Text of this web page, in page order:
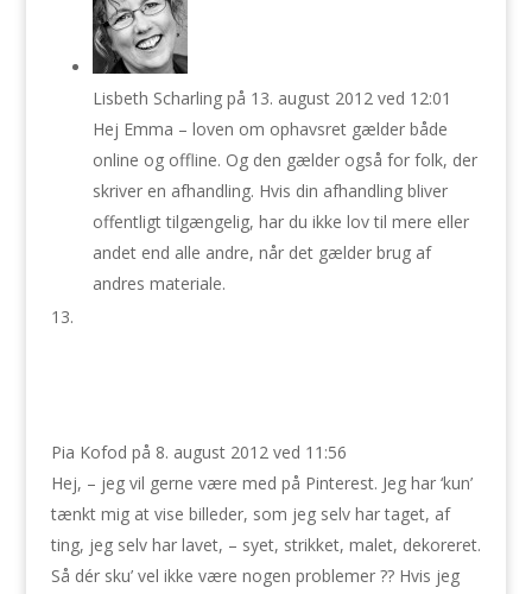
Lisbeth Scharling på 13. august 2012 ved 12:01
Hej Emma – loven om ophavsret gælder både
online og offline. Og den gælder også for folk, der
skriver en afhandling. Hvis din afhandling bliver
offentligt tilgængelig, har du ikke lov til mere eller
andet end alle andre, når det gælder brug af
andres materiale.
Pia Kofod på 8. august 2012 ved 11:56
Hej, – jeg vil gerne være med på Pinterest. Jeg har ‘kun’
tænkt mig at vise billeder, som jeg selv har taget, af
ting, jeg selv har lavet, – syet, strikket, malet, dekoreret.
Så dér sku’ vel ikke være nogen problemer ?? Hvis jeg